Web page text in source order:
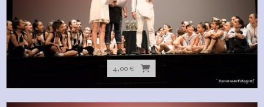
4,00 €